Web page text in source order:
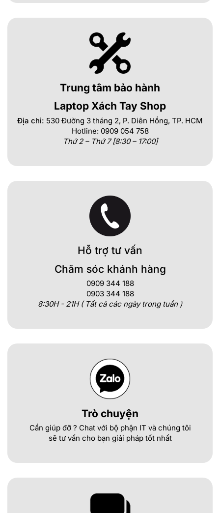
Trung tâm bảo hành
Laptop Xách Tay Shop
Địa chỉ: 530 Đường 3 tháng 2, P. Diên Hồng, TP. HCM
Hotline: 0909 054 758
Thứ 2 – Thứ 7 [8:30 – 17:00]
Hỗ trợ tư vấn
Chăm sóc khánh hàng
0909 344 188
0903 344 188
8:30H - 21H ( Tất cả các ngày trong tuần )
Trò chuyện
Cần giúp đỡ ? Chat với bộ phận IT và chúng tôi
sẽ tư vấn cho bạn giải pháp tốt nhất